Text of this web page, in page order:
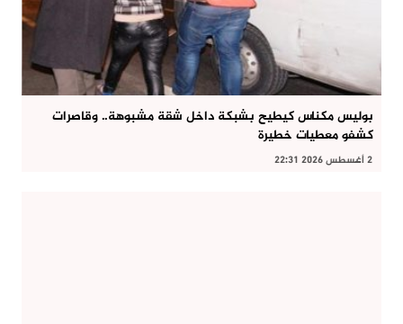
بوليس مكناس كيطيح بشبكة داخل شقة مشبوهة.. وقاصرات
كشفو معطيات خطيرة
2 أغسطس 2026 22:31